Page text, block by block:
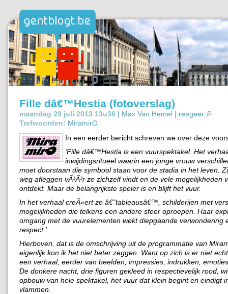
Fille dâ€™Hestia (fotoverslag)
maandag 29 juli 2013 13u36 | Max Van Hemel | reageer
Trefwoorden: MiramirO
In een eerder bericht schreven we over deze
‘Fille dâ€™Hestia is een vuurspektakel. Het
inwijdingsritueel waarin een jonge vrouw
moet doorstaan die symbool staan voor de stadia in het leven.
weg afleggen vÃ³Ã³r ze zichzelf vindt en de vele mogelijkheden
ontdekt. Maar de belangrijkste speler is en blijft het vuur.
In het verhaal creÃ«ert ze â€˜tableausâ€™, schilderijen met
mogelijkheden die telkens een andere sfeer oproepen. Haar
omgang met de vuurelementen wekt diepgaande verwondering
respect.’
Hierboven, dat is de omschrijving uit de programmatie van
eigenlijk kon ik het niet beter zeggen. Want op zich is er niet
een verhaal, eerder van beelden, impressies, indrukken,
De donkere nacht, drie figuren gekleed in respectievelijk rood,
opbouw van hele spektakel, het vuur dat klein begint en eindigt
vlammen.